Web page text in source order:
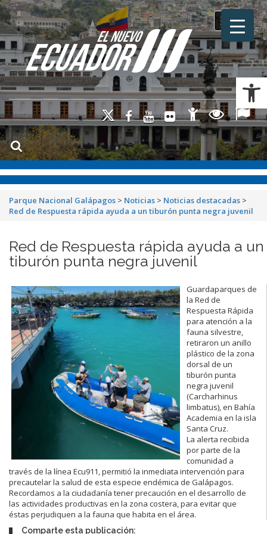
Toggle
Parque Nacional Galápagos > Noticias > Noticias destacadas >
Red de Respuesta rápida ayuda a un tiburón punta negra juvenil
Red de Respuesta rápida ayuda a un
tiburón punta negra juvenil
Guardaparques de
la Red de
Respuesta Rápida
para atención a la
fauna silvestre,
retiraron un anillo
plástico de la zona
dorsal de un
tiburón punta
negra juvenil
(Carcharhinus
limbatus), en Bahía
Academia en la isla
Santa Cruz.
La alerta recibida
por parte de la
comunidad a
través de la línea Ecu911, permitió la inmediata intervención para
precautelar la salud de esta especie endémica de Galápagos.
Recordamos a la ciudadanía tener precaución en el desarrollo de
las actividades productivas en la zona costera, para evitar que
éstas perjudiquen a la fauna que habita en el área.
Comparte esta publicación: